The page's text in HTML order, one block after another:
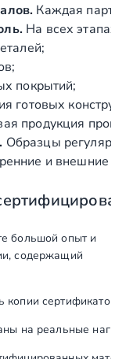
Каждая партия
На всех этапах
покрытий;
готовых
продукция
Образцы регулярно
и внешние
большой опыт и
содержащий
сертификатов
на реальные